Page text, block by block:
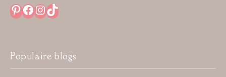
Pinterest
Facebook
Instagram
TikTok
Populaire blogs